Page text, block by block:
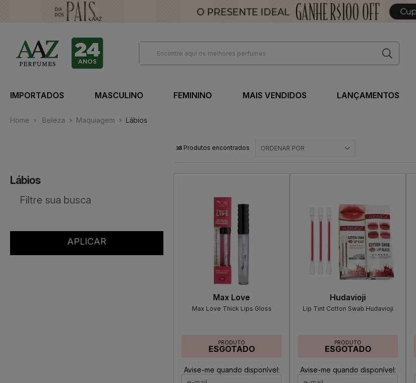
IMPORTADOS MASCULINO FEMININO MAIS VENDIDOS LANÇAMENTOS
Home Beleza Maquiagem Lábios
Lábios
ORDENAR POR
38 Produtos encontrados
Max Love
Max Love Thick Lips Gloss
PRODUTO
ESGOTADO
Avise-me quando disponível:
Hudavioji
Lip Tint Cotton Swab Hudavioji
PRODUTO
ESGOTADO
Avise-me quando disponível: